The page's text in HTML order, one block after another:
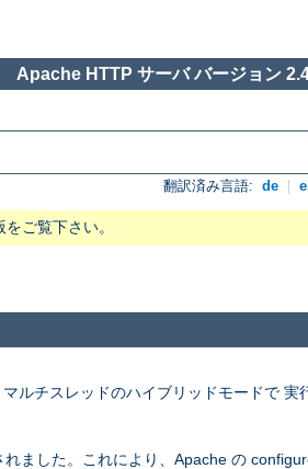
Apache HTTP サーバ バージョン
翻訳済み言語: de
ご覧下さい。
チスレッドのハイブリッドモードで 実
ました。これにより、Apache の